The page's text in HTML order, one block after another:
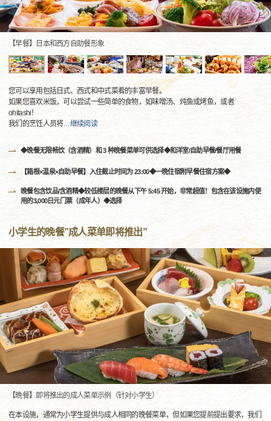
【早餐】日本和西方自助餐形象
您可以享用包括日式、西式和中式菜肴的丰富早餐。
如果您喜欢米饭，可以尝试一些简单的食物，如味噌汤、炖鱼或烤鱼，或者
ohitashi！
我们的烹饪人员将…继续阅读
◆晚餐无限畅饮（含酒精）和 3 种晚餐菜单可供选择◆和洋室/自助早餐/餐厅用餐
【箱根×温泉×自助早餐】入住截止时间为 23:00◆一晩住宿附早餐住宿方案◆
晚餐包含饮品/含酒精◆较低楼层的晚餐从下午 5:45 开始，非常超值！包含在该设施内使
用的3,000日元门票（成年人）◆选择
小学生的晚餐”成人菜单即将推出”
【晩餐】即将推出的成人菜单示例（针对小学生）
在本设施，通常为小学生提供与成人相同的晚餐菜单，但如果您提前提出要求，我们